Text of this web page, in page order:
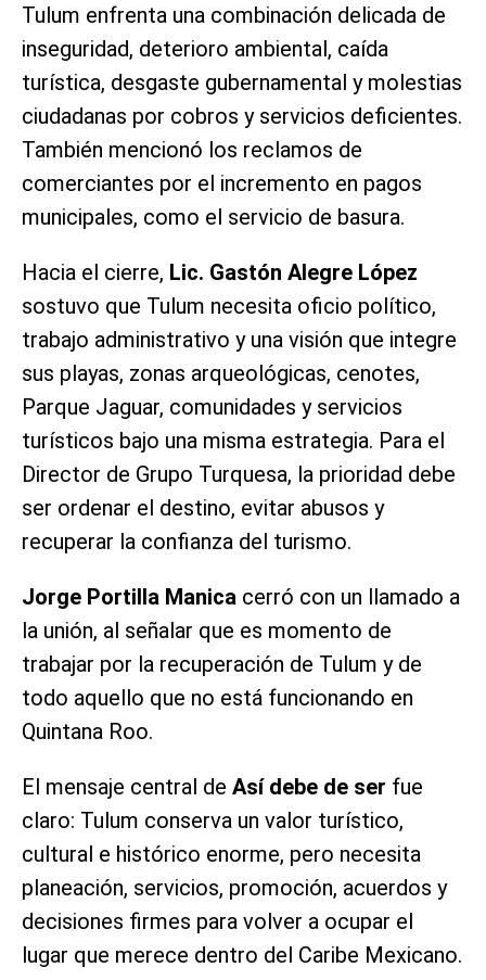
Tulum enfrenta una combinación delicada de
inseguridad, deterioro ambiental, caída
turística, desgaste gubernamental y molestias
ciudadanas por cobros y servicios deficientes.
También mencionó los reclamos de
comerciantes por el incremento en pagos
municipales, como el servicio de basura.
Hacia el cierre, Lic. Gastón Alegre López
sostuvo que Tulum necesita oficio político,
trabajo administrativo y una visión que integre
sus playas, zonas arqueológicas, cenotes,
Parque Jaguar, comunidades y servicios
turísticos bajo una misma estrategia. Para el
Director de Grupo Turquesa, la prioridad debe
ser ordenar el destino, evitar abusos y
recuperar la confianza del turismo.
Jorge Portilla Manica cerró con un llamado a
la unión, al señalar que es momento de
trabajar por la recuperación de Tulum y de
todo aquello que no está funcionando en
Quintana Roo.
El mensaje central de Así debe de ser fue
claro: Tulum conserva un valor turístico,
cultural e histórico enorme, pero necesita
planeación, servicios, promoción, acuerdos y
decisiones firmes para volver a ocupar el
lugar que merece dentro del Caribe Mexicano.